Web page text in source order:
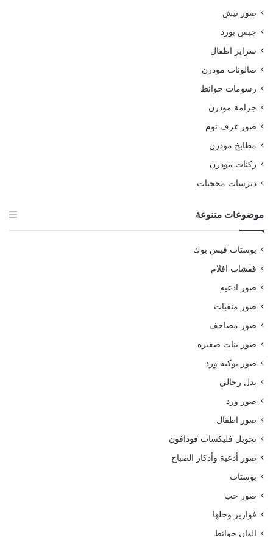
صور نيش
جبس بورد
سراير اطفال
صالونات مودرن
رسومات حوائط
جزامة مودرن
صور غرف نوم
مطابخ مودرن
ركنات مودرن
ديرسات محجبات
موضوعات متنوعة
بوستات فيس بوك
قفشات افلام
صور ادعيه
صور منقبات
صور مصاحف
صور بنات صغيره
صور بوكيه ورد
بدل رجالي
صور ورد
صور اطفال
تحويل فليكسات فودافون
صور أدعية وأذكار الصباح
بوستات
صور حب
فوازير وحلها
الوان حوائط